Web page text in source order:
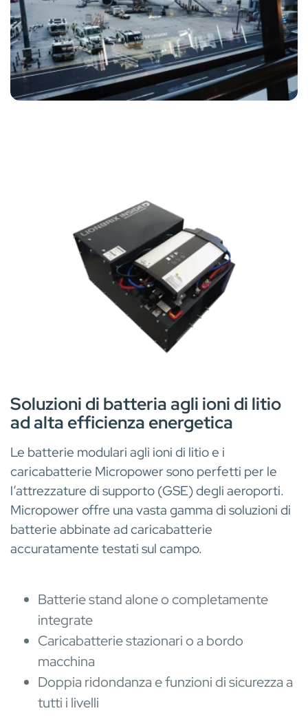
Soluzioni di batteria agli ioni di litio
ad alta efficienza energetica
Le batterie modulari agli ioni di litio e i
caricabatterie Micropower sono perfetti per le
l’attrezzature di supporto (GSE) degli aeroporti.
Micropower offre una vasta gamma di soluzioni di
batterie abbinate ad caricabatterie
accuratamente testati sul campo.
Batterie stand alone o completamente
integrate
Caricabatterie stazionari o a bordo
macchina
Doppia ridondanza e funzioni di sicurezza a
tutti i livelli